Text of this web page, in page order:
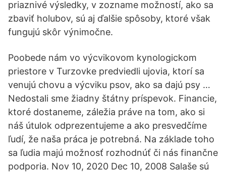
priaznivé výsledky, v zozname možností, ako sa
zbaviť holubov, sú aj ďalšie spôsoby, ktoré však
fungujú skôr výnimočne.
Poobede nám vo výcvikovom kynologickom
priestore v Turzovke predviedli ujovia, ktorí sa
venujú chovu a výcviku psov, ako sa dajú psy …
Nedostali sme žiadny štátny príspevok. Financie,
ktoré dostaneme, záležia práve na tom, ako si
náš útulok odprezentujeme a ako presvedčíme
ľudí, že naša práca je potrebná. Na základe toho
sa ľudia majú možnosť rozhodnúť či nás finančne
podporia. Nov 10, 2020 Dec 10, 2008 Salaše sú